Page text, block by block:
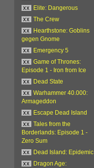
xx
Elite: Dangerous
xx
The Crew
xx
Hearthstone: Goblins
gegen Gnome
xx
Emergency 5
xx
Game of Thrones:
Episode 1 - Iron from Ice
xx
Dead State
xx
Warhammer 40.000:
Armageddon
xx
Escape Dead Island
xx
Tales from the
Borderlands: Episode 1 -
Zero Sum
xx
Dead Island: Epidemic
xx
Dragon Age: